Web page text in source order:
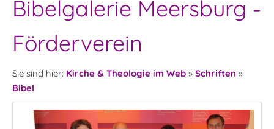
Bibelgalerie Meersburg -
Förderverein
Sie sind hier: Kirche & Theologie im Web » Schriften »
Bibel